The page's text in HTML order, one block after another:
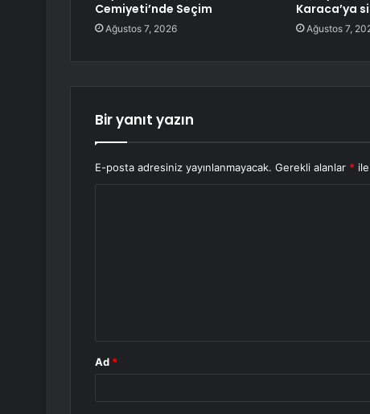
Cemiyeti’nde Seçim
Ağustos 7, 2026
Karaca’ya
Ağustos 7,
Bir yanıt yazın
E-posta adresiniz yayınlanmayacak. Gerekli alanlar *
Ad *